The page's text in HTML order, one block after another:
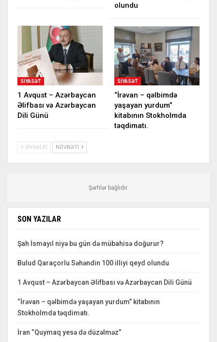
olundu
SIYASƏT
1 Avqust – Azərbaycan
Əlifbası və Azərbaycan
Dili Günü
SIYASƏT
“İrəvan – qəlbimdə
yaşayan yurdum”
kitabının Stokholmda
təqdimatı.
ƏVVƏLKI NÖVBƏTI
Şərhlər bağlıdır.
SON YAZILAR
Şah İsmayıl niyə bu gün də mübahisə doğurur?
Bulud Qaraçorlu Səhəndin 100 illiyi qeyd olundu
1 Avqust – Azərbaycan Əlifbası və Azərbaycan Dili Günü
“İrəvan – qəlbimdə yaşayan yurdum” kitabının
Stokholmda təqdimatı.
İran “Quymaq yesə də düzəlməz”